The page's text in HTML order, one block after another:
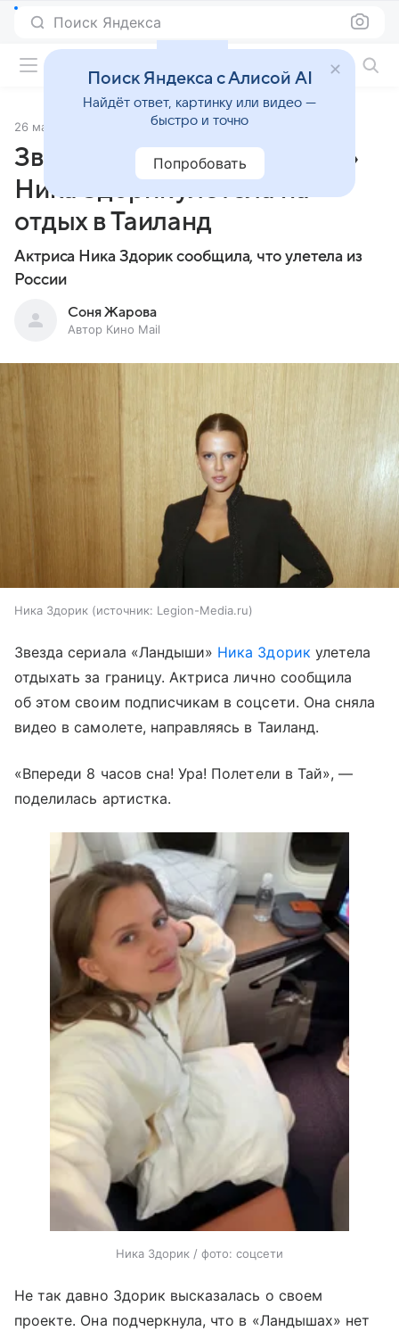
Поиск Яндекса
26 мая 2026 Источник:Кино Mail
Звезда сериала «Ландыши»
Ника Здорик улетела на
отдых в Таиланд
Актриса Ника Здорик сообщила, что улетела из
России
Соня Жарова
Автор Кино Mail
Ника Здорик источник: Legion-Media.ru
Звезда сериала «Ландыши» Ника Здорик улетела
отдыхать за границу. Актриса лично сообщила
об этом своим подписчикам в соцсети. Она сняла
видео в самолете, направляясь в Таиланд.
«Впереди 8 часов сна! Ура! Полетели в Тай», —
поделилась артистка.
Ника Здорик / фото: соцсети
Не так давно Здорик высказалась о своем
проекте. Она подчеркнула, что в «Ландышах» нет
Поиск Яндекса с Алисой AI
Найдёт ответ, картинку или видео —
быстро и точно
Попробовать